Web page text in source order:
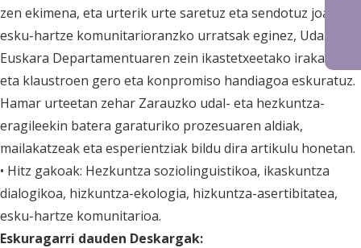
zen ekimena, eta urterik urte saretuz eta sendotuz joan da
esku-hartze komunitarioranzko urratsak eginez, Udaleko
Euskara Departamentuaren zein ikastetxeetako irakasle
eta klaustroen gero eta konpromiso handiagoa eskuratuz.
Hamar urteetan zehar Zarauzko udal- eta hezkuntza-
eragileekin batera garaturiko prozesuaren aldiak,
mailakatzeak eta esperientziak bildu dira artikulu honetan.
• Hitz gakoak: Hezkuntza soziolinguistikoa, ikaskuntza
dialogikoa, hizkuntza-ekologia, hizkuntza-asertibitatea,
esku-hartze komunitarioa.
Eskuragarri dauden Deskargak: